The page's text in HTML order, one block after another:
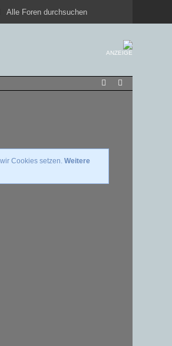
ANZEIGE
Cookies setzen.Weitere